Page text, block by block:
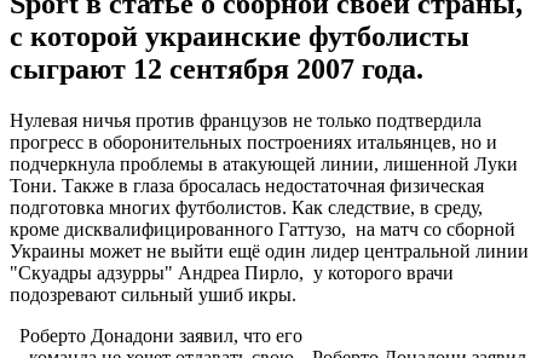
с которой украинские футболисты
сыграют 12 сентября 2007 года.
Нулевая ничья против французов не только подтвердила
прогресс в оборонительных построениях итальянцев, но и
подчеркнула проблемы в атакующей линии, лишенной Луки
Тони. Также в глаза бросалась недостаточная физическая
подготовка многих футболистов. Как следствие, в среду,
кроме дисквалифицированного Гаттузо, на матч со сборной
Украины может не выйти ещё один лидер центральной линии
"Скуадры адзурры" Андреа Пирло, у которого врачи
подозревают сильный ушиб икры.
Роберто Донадони заявил, что его